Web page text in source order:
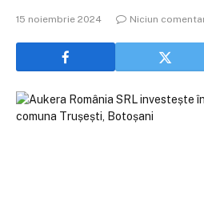
15 noiembrie 2024 Niciun